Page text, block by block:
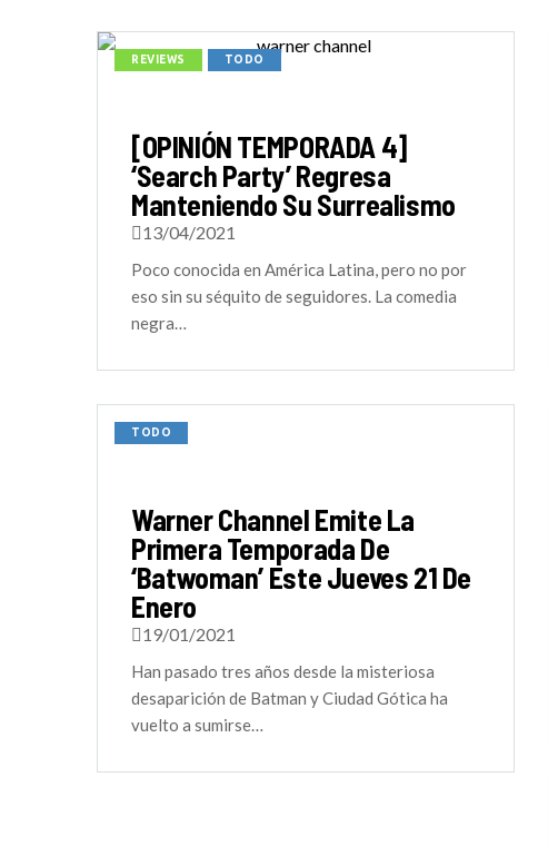
REVIEWS TODO
[OPINIÓN TEMPORADA 4]
‘Search Party’ Regresa
Manteniendo Su Surrealismo
13/04/2021
Poco conocida en América Latina, pero no por
eso sin su séquito de seguidores. La comedia
negra…
TODO
Warner Channel Emite La
Primera Temporada De
‘Batwoman’ Este Jueves 21 De
Enero
19/01/2021
Han pasado tres años desde la misteriosa
desaparición de Batman y Ciudad Gótica ha
vuelto a sumirse…